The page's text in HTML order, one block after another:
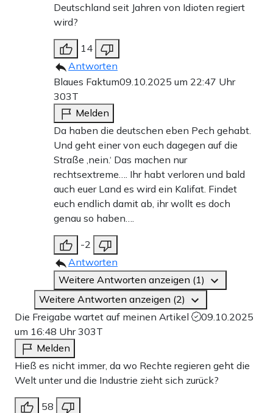
Deutschland seit Jahren von Idioten regiert
wird?
14
Antworten
Blaues Faktum09.10.2025 um 22:47 Uhr
303T
Melden
Da haben die deutschen eben Pech gehabt.
Und geht einer von euch dagegen auf die
Straße ,nein.‘ Das machen nur
rechtsextreme…. Ihr habt verloren und bald
auch euer Land es wird ein Kalifat. Findet
euch endlich damit ab, ihr wollt es doch
genau so haben….
-2
Antworten
Weitere Antworten anzeigen (1)
Weitere Antworten anzeigen (2)
Die Freigabe wartet auf meinen Artikel
09.10.2025
um 16:48 Uhr303T
Melden
Hieß es nicht immer, da wo Rechte regieren geht die
Welt unter und die Industrie zieht sich zurück?
58